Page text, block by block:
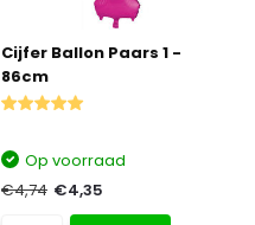
Cijfer Ballon Paars 1 -
86cm
Op voorraad
€4,74 €4,35